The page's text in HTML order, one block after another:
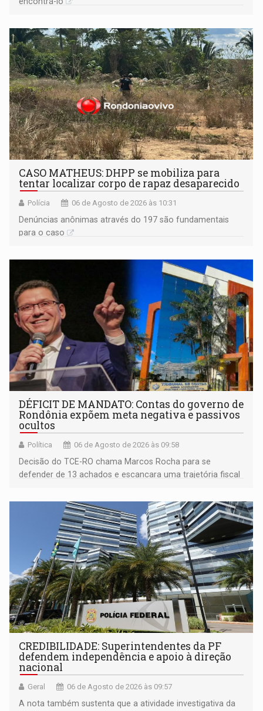
CASO MATHEUS: DHPP se mobiliza para
tentar localizar corpo de rapaz desaparecido
Polícia 06 de Agosto de 2026 às 10:31
Denúncias anônimas através do 197 são fundamentais
para o caso
DÉFICIT DE MANDATO: Contas do governo de
Rondônia expõem meta negativa e passivos
ocultos
Política 06 de Agosto de 2026 às 09:58
Decisão do TCE-RO chama Marcos Rocha para se
defender de 13 achados e escancara uma trajetória fiscal
mandato
CREDIBILIDADE: Superintendentes da PF
defendem independência e apoio à direção
nacional
Geral 06 de Agosto de 2026 às 09:57
A nota também sustenta que a atividade investigativa da